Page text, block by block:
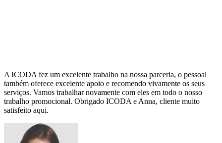
A ICODA fez um excelente trabalho na nossa parceria, o pessoal
também oferece excelente apoio e recomendo vivamente os seus
serviços. Vamos trabalhar novamente com eles em todo o nosso
trabalho promocional. Obrigado ICODA e Anna, cliente muito
satisfeito aqui.